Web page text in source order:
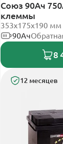
Союз 90Ач
клеммы
353x175x190 мм
90Ач
8
12 месяцев